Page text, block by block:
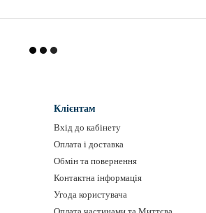
Клієнтам
Вхід до кабінету
Оплата і доставка
Обмін та повернення
Контактна інформація
Угода користувача